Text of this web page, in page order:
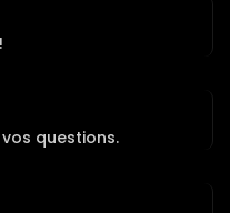
questions.